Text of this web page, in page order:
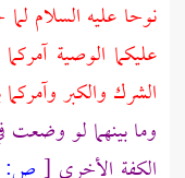
نوحا عليه السلام
عليكما الوصية
الشرك والكبر وآمركما
وما بينهما لو وضعت